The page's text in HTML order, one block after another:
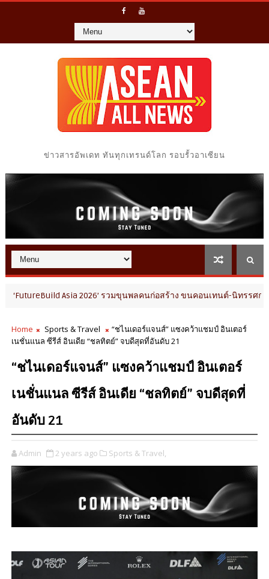
ข่าวสารอัพเดท ทันทุกเทรนด์โลก รอบรั้วอาเซียน
Asia 2026’ รวมขุนพลคนก่อสร้าง ขนคอนเทนต์-นิทรรศการเชื่อมระบ
Home Sports & Travel
“ชไนเดอร์แจนส์” แซงคว้าแชมป์ อินเตอร์
เนชั่นแนล ซีรีส์ อินเดีย “ชลทิตย์” จบดีสุดที่อันดับ 21
“ชไนเดอร์แจนส์” แซงคว้าแชมป์ อินเตอร์
เนชั่นแนล ซีรีส์ อินเดีย “ชลทิตย์” จบดีสุดที่
อันดับ 21
Admin 2 years ago Sports & Travel,